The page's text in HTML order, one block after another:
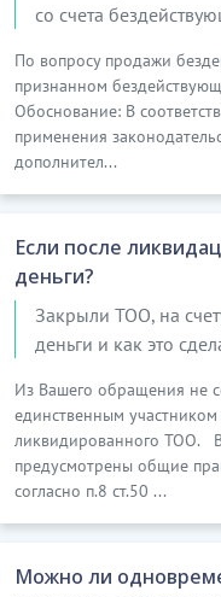
со счета
По вопросу продажи
признанном
Обоснование: В
применения
дополнител...
Если после
деньги?
Закрыли ТОО, на
деньги и как это
Из Вашего обращения не
единственным
ликвидированного ТОО.
предусмотрены общие
согласно п.8 ст.50 ...
Можно ли